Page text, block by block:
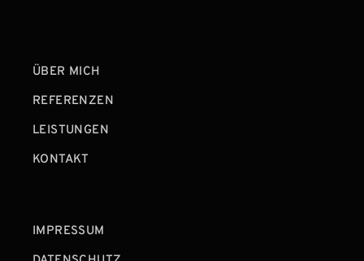
ÜBER MICH
REFERENZEN
LEISTUNGEN
KONTAKT
IMPRESSUM